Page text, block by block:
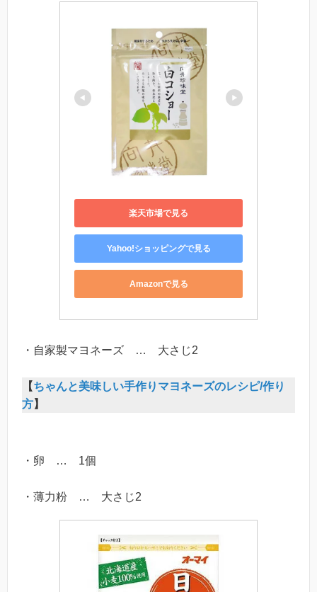
楽天市場で見る
Yahoo!ショッピングで見る
Amazonで見る
・自家製マヨネーズ … 大さじ2
【ちゃんと美味しい手作りマヨネーズのレシピ/作り
方】
・卵 … 1個
・薄力粉 … 大さじ2